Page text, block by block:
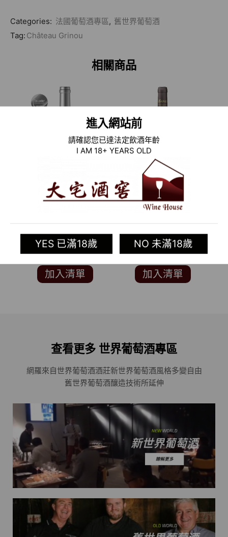
進入網站前
請確認您已達法定飲酒年齡
I AM 18+ YEARS OLD
YES 已滿18歲 NO 未滿18歲
Categories: 法國葡萄酒專區, 舊世界葡萄酒
Tag: Château Grinou
相關商品
CEPAS (知名葡萄酒評論
網站 JAMES
SUCKLING 93分)
加入清單
2017 西班牙白酒 SANZ
BLANCO
加入清單
查看更多 世界葡萄酒專區
網羅來自世界葡萄酒酒莊新世界葡萄酒風格多變自由
舊世界葡萄酒釀造技術所延伸